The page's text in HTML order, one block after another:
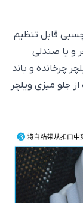
در قسمت انتها ، دارای 2 باند چسبی قابل تنظیم
و یا صندلی
چرخانده و باند
جلو میزی ویلچر